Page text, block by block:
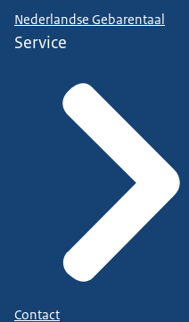
Nederlandse Gebarentaal
Service
Contact